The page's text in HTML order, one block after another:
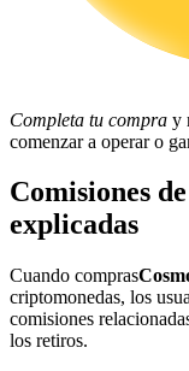
Inversiones
Completa tu compra y
comenzar a operar o
Comisiones
explicadas
Cuando compras
criptomonedas, los
comisiones
los retiros.